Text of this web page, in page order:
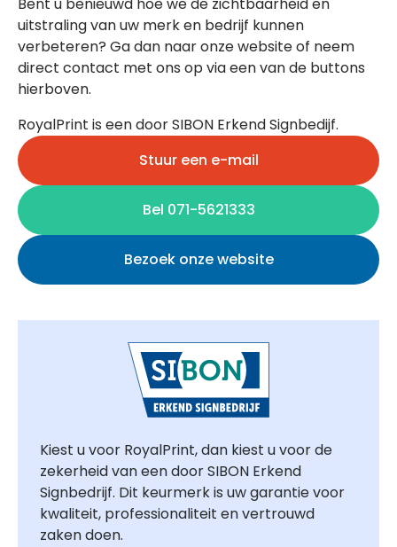
Bent u benieuwd hoe we de zichtbaarheid en
uitstraling van uw merk en bedrijf kunnen
verbeteren? Ga dan naar onze website of neem
direct contact met ons op via een van de buttons
hierboven.
RoyalPrint is een door SIBON Erkend Signbedijf.
Stuur een e-mail
Bel 071-5621333
Bezoek onze website
Kiest u voor RoyalPrint, dan kiest u voor de
zekerheid van een door SIBON Erkend
Signbedrijf. Dit keurmerk is uw garantie voor
kwaliteit, professionaliteit en vertrouwd
zaken doen.